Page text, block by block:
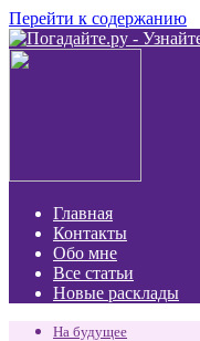
Перейти к содержанию
Главная
Контакты
Обо мне
Все статьи
Новые расклады
На будущее